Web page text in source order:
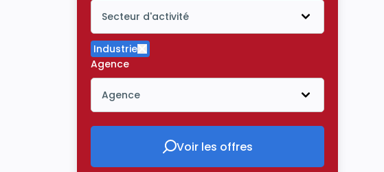
Secteur d'activité
Icône ouvrir la liste déroulante
Industrie
Supprimer le critère Industrie
Agence
Agence
Icône ouvrir la liste déroulante
Voir les offres
Voir les offres